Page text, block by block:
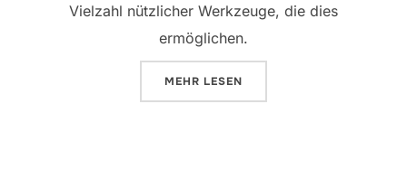
Vielzahl nützlicher Werkzeuge, die dies
ermöglichen.
MEHR ÜBER „WERKZEUGE FÜR DIE
LESEN